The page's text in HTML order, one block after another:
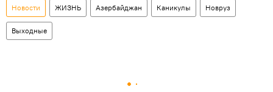
Новости ЖИЗНЬ Азербайджан Каникулы Новруз
Выходные